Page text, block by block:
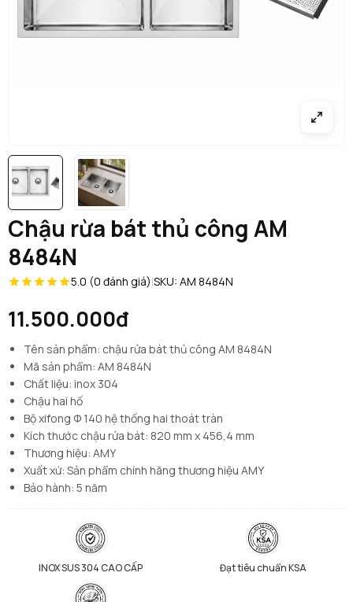
Chậu rừa bát thủ công AM
8484N
5.0 (0 đánh giá)|SKU: AM 8484N
11.500.000đ
Tên sản phẩm: chậu rửa bát thủ công AM 8484N
Mã sản phẩm: AM 8484N
Chất liệu: inox 304
Chậu hai hố
Bộ xifong Φ 140 hệ thống hai thoát tràn
Kích thước chậu rửa bát: 820 mm x 456,4 mm
Thương hiệu: AMY
Xuất xứ: Sản phẩm chính hãng thương hiệu AMY
Bảo hành: 5 năm
INOX SUS 304 CAO CẤP Đạt tiêu chuẩn KSA